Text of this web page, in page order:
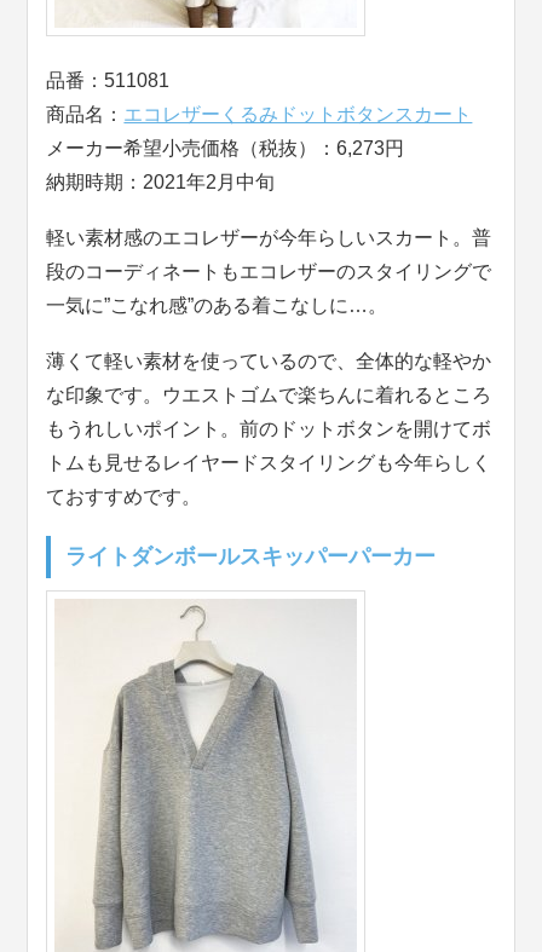
品番：511081
商品名： エコレザーくるみドットボタンスカート
メーカー希望小売価格（税抜）：6,273円
納期時期：2021年2月中旬
軽い素材感のエコレザーが今年らしいスカート。普
段のコーディネートもエコレザーのスタイリングで
一気に”こなれ感”のある着こなしに…。
薄くて軽い素材を使っているので、全体的な軽やか
な印象です。ウエストゴムで楽ちんに着れるところ
もうれしいポイント。前のドットボタンを開けてボ
トムも見せるレイヤードスタイリングも今年らしく
ておすすめです。
ライトダンボールスキッパーパーカー